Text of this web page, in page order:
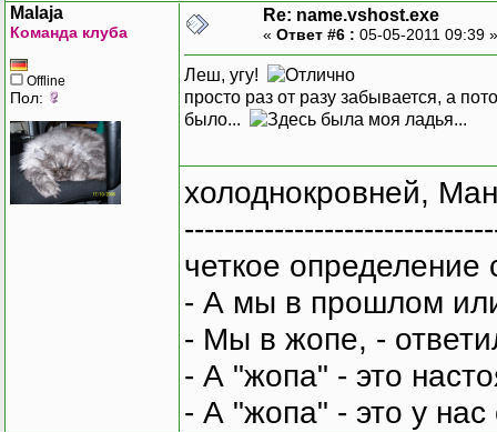
Malaja
Команда клуба
Offline
Пол:
Re: name.vshost.exe
« Ответ #6 : 05-05-2011 09:39
Леш, угу!
просто раз от разу забывается, а
было...
холоднокровней,
четкое
- А мы в прошлом
- Мы в жопе, -
- А "жопа" - это
- А "жопа" - это у